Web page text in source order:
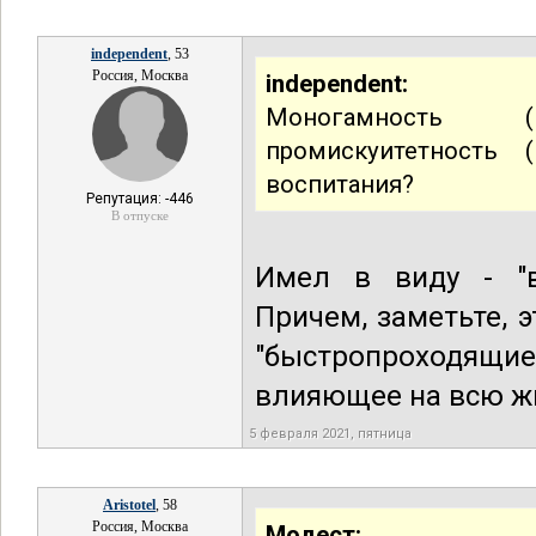
independent, 53
Россия, Москва
Репутация: -446
В отпуске
independent:
Моногамность
воспитания?
Имел в виду -
Причем, заметьте,
влияющее на всю
5 февраля 2021, пятница
Aristotel, 58
Россия, Москва